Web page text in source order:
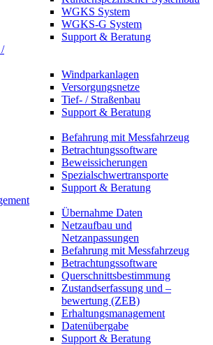
WGKS System
WGKS-G System
Support & Beratung
Windparkanlagen
Versorgungsnetze
Tief- / Straßenbau
Support & Beratung
Befahrung mit Messfahrzeug
Betrachtungssoftware
Beweissicherungen
Spezialschwertransporte
Support & Beratung
Übernahme Daten
Netzaufbau und
Netzanpassungen
Befahrung mit Messfahrzeug
Betrachtungssoftware
Querschnittsbestimmung
Zustandserfassung und –
bewertung (ZEB)
Erhaltungsmanagement
Datenübergabe
Support & Beratung